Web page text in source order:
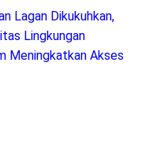
Lagan Dikukuhkan,
Lingkungan
Meningkatkan Akses